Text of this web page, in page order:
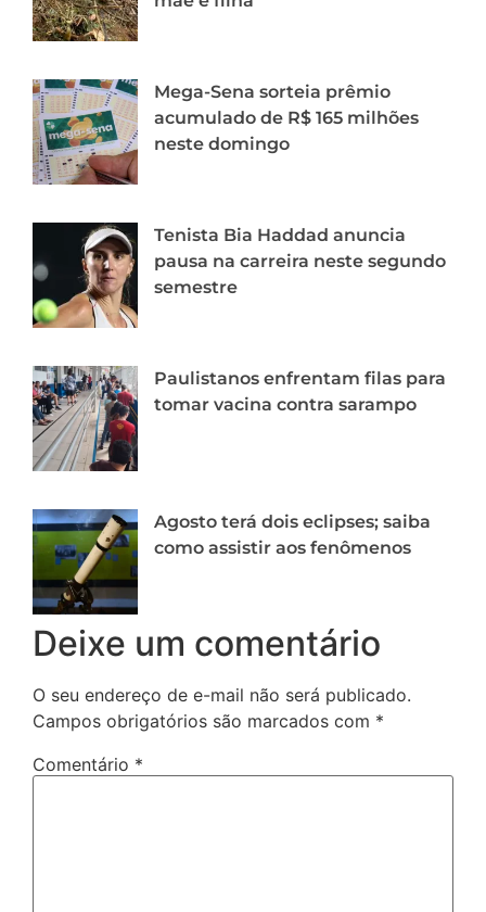
Mega-Sena sorteia prêmio
acumulado de R$ 165 milhões
neste domingo
Tenista Bia Haddad anuncia
pausa na carreira neste segundo
semestre
Paulistanos enfrentam filas para
tomar vacina contra sarampo
Agosto terá dois eclipses; saiba
como assistir aos fenômenos
Deixe um comentário
O seu endereço de e-mail não será publicado.
Campos obrigatórios são marcados com *
Comentário *